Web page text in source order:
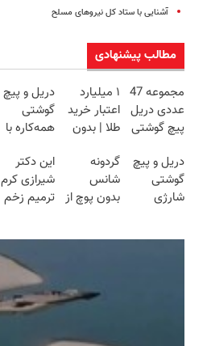
آشنایی با ستاد کل نیروهای مسلح
مطالب پیشنهادی
مجموعه 47
عددی دریل
پیچ گوشتی
(تخفیف به
مدت
محدود)
۱ میلیارد
اعتبار خرید
طلا | بدون
چک
دریل و پیچ
گوشتی
همه‌کاره با
هوشمند ⚙️
(نصف
قیمت بازار
دریل و پیچ
گوشتی
شارژی
گردونه
شانس
بدون پوچ از
این دکتر
شیرازی کرم
ترمیم زخم